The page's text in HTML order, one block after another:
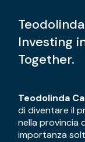
Investing
Together.
Teodolinda
di diventare il
nella provincia
importanza